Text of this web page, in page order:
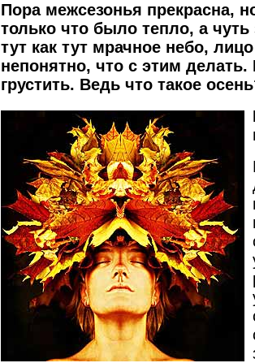
Пора межсезонья прекрасна,
только что было тепло, а
тут как тут мрачное небо,
непонятно, что с этим делать.
грустить. Ведь что такое